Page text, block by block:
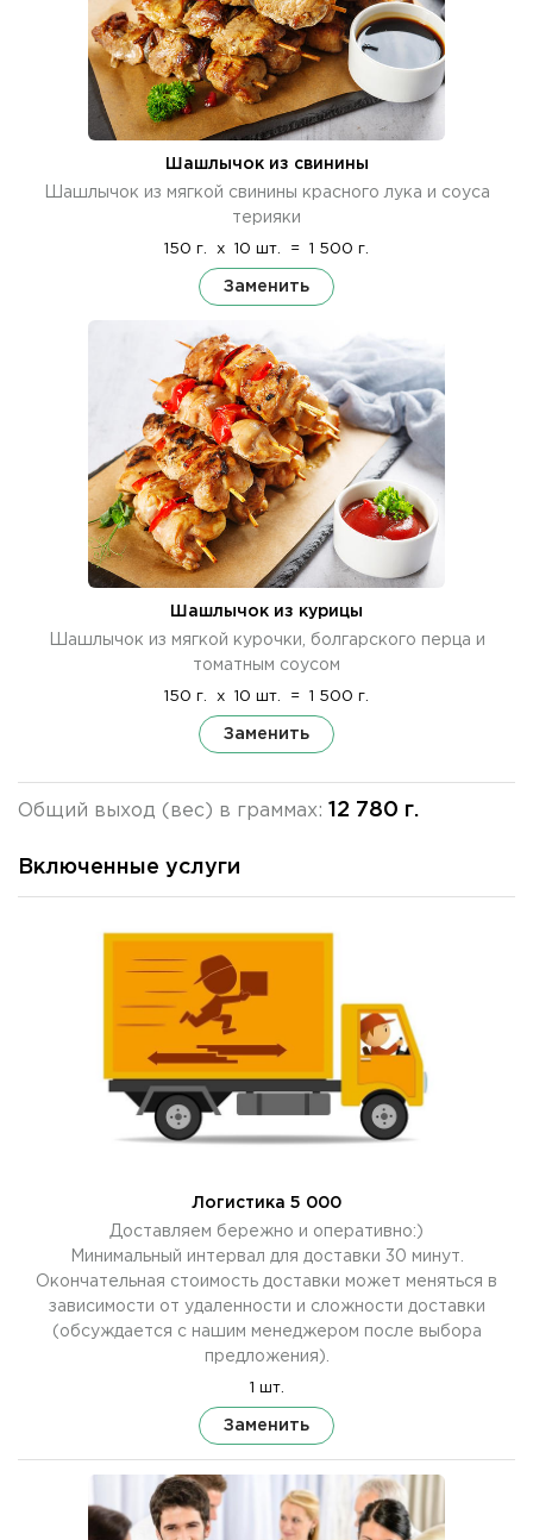
Шашлычок из свинины
Шашлычок из мягкой свинины красного лука и соуса
терияки
150 г. x 10 шт. = 1 500 г.
Заменить
Шашлычок из курицы
Шашлычок из мягкой курочки, болгарского перца и
томатным соусом
150 г. x 10 шт. = 1 500 г.
Заменить
Общий выход (вес) в граммах: 12 780 г.
Включенные услуги
Логистика 5 000
Доставляем бережно и оперативно:)
Минимальный интервал для доставки 30 минут.
Окончательная стоимость доставки может меняться в
зависимости от удаленности и сложности доставки
(обсуждается с нашим менеджером после выбора
предложения).
1 шт.
Заменить